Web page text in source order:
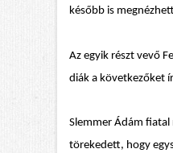
később is
Az egyik részt vevő
diák a következőket
Slemmer Ádám
törekedett, hogy